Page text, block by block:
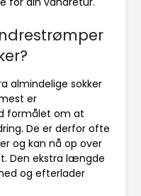
almindelige sokker
er
formålet om at
De er derfor ofte
og kan nå op over
Den ekstra længde
og efterlader